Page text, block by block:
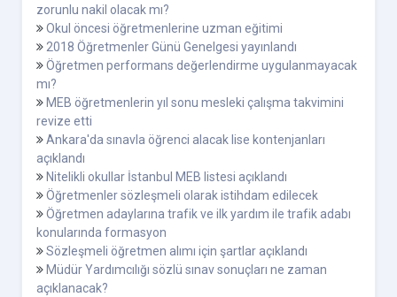
zorunlu nakil olacak mı?
Okul öncesi öğretmenlerine uzman eğitimi
2018 Öğretmenler Günü Genelgesi yayınlandı
Öğretmen performans değerlendirme uygulanmayacak
mı?
MEB öğretmenlerin yıl sonu mesleki çalışma takvimini
revize etti
Ankara'da sınavla öğrenci alacak lise kontenjanları
açıklandı
Nitelikli okullar İstanbul MEB listesi açıklandı
Öğretmenler sözleşmeli olarak istihdam edilecek
Öğretmen adaylarına trafik ve ilk yardım ile trafik adabı
konularında formasyon
Sözleşmeli öğretmen alımı için şartlar açıklandı
Müdür Yardımcılığı sözlü sınav sonuçları ne zaman
açıklanacak?